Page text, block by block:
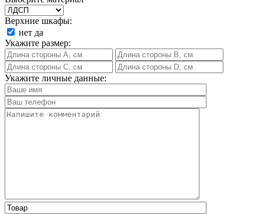
Верхние шкафы:
нет да
Укажите размер:
Укажите личные данные: